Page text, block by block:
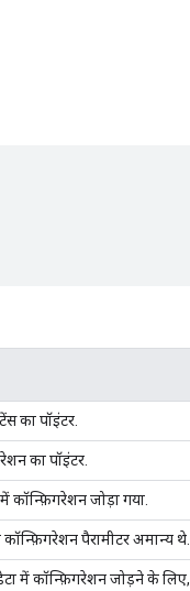
का पॉइंटर.
का पॉइंटर.
कॉन्फ़िगरेशन जोड़ा गया.
पैरामीटर अमान्य थे.
में कॉन्फ़िगरेशन जोड़ने के लिए,